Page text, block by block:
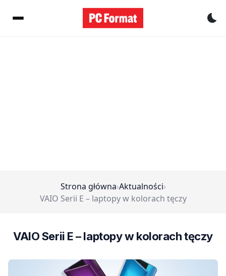
Strona główna›Aktualności›
VAIO Serii E – laptopy w kolorach tęczy
VAIO Serii E – laptopy w kolorach tęczy